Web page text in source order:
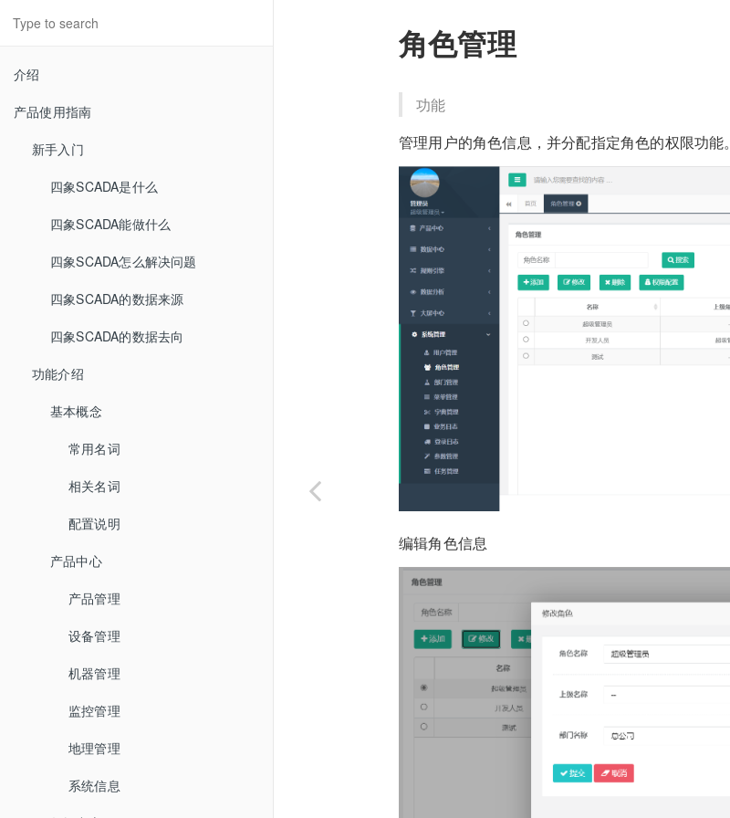
介绍
产品使用指南
新手入门
四象SCADA是什么
四象SCADA能做什么
四象SCADA怎么解决问题
四象SCADA的数据来源
四象SCADA的数据去向
功能介绍
基本概念
常用名词
相关名词
配置说明
产品中心
产品管理
设备管理
机器管理
监控管理
地理管理
系统信息
角色管理
功能
管理用户的角色信息，并分配指定角色的权限功能。
编辑角色信息